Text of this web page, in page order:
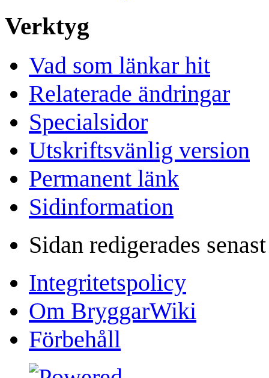
Verktyg
Vad som länkar hit
Relaterade ändringar
Specialsidor
Utskriftsvänlig version
Permanent länk
Sidinformation
Sidan redigerades
Integritetspolicy
Om BryggarWiki
Förbehåll